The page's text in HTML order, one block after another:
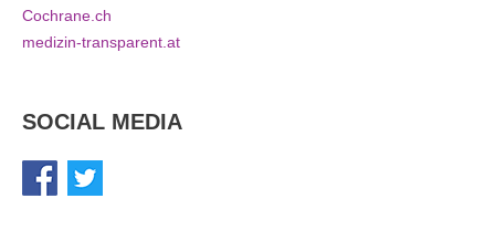
Cochrane.ch
medizin-transparent.at
SOCIAL MEDIA